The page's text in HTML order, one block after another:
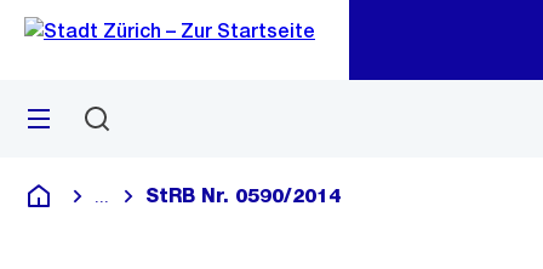
Navigation
Sprunglink
Menü
Deutsch
Blende alle Breadcrumbs ein
StRB Nr. 0590/2014